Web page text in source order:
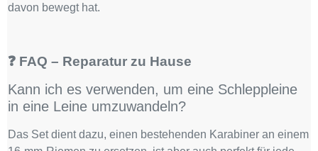
davon bewegt hat.
❓ FAQ – Reparatur zu Hause
Kann ich es verwenden, um eine Schleppleine
in eine Leine umzuwandeln?
Das Set dient dazu, einen bestehenden Karabiner an einem